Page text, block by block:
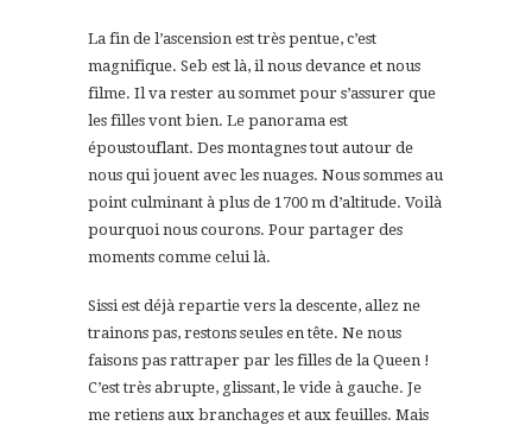
La fin de l’ascension est très pentue, c’est
magnifique. Seb est là, il nous devance et nous
filme. Il va rester au sommet pour s’assurer que
les filles vont bien. Le panorama est
époustouflant. Des montagnes tout autour de
nous qui jouent avec les nuages. Nous sommes au
point culminant à plus de 1700 m d’altitude. Voilà
pourquoi nous courons. Pour partager des
moments comme celui là.
Sissi est déjà repartie vers la descente, allez ne
trainons pas, restons seules en tête. Ne nous
faisons pas rattraper par les filles de la Queen !
C’est très abrupte, glissant, le vide à gauche. Je
me retiens aux branchages et aux feuilles. Mais